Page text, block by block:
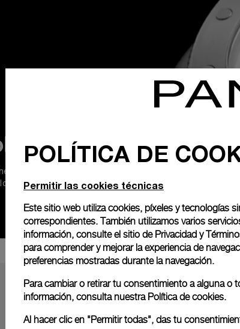
una colección para sumergirse en la exploración.
gran hermeticidad y bisel giratorio unidireccional
44mm
POLÍTICA DE
Permitir las cookies técnicas
Este sitio web utiliza cookies, píxeles y tecnologías
correspondientes. También utilizamos varios
información, consulte el sitio de Privacidad y
para comprender y mejorar la experiencia de
preferencias mostradas durante la navegación.
Para cambiar o retirar tu consentimiento a alguna o
información, consulta nuestra Política de cookies.
Al hacer clic en "Permitir todas", das tu